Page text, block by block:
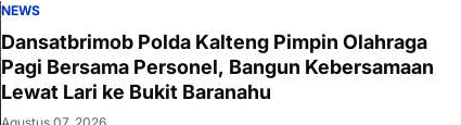
NEWS
Dansatbrimob Polda Kalteng Pimpin Olahraga
Pagi Bersama Personel, Bangun Kebersamaan
Lewat Lari ke Bukit Baranahu